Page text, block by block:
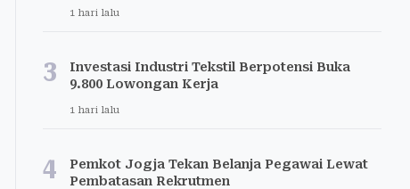
1 hari lalu
3
Investasi Industri Tekstil Berpotensi Buka
9.800 Lowongan Kerja
1 hari lalu
4
Pemkot Jogja Tekan Belanja Pegawai Lewat
Pembatasan Rekrutmen